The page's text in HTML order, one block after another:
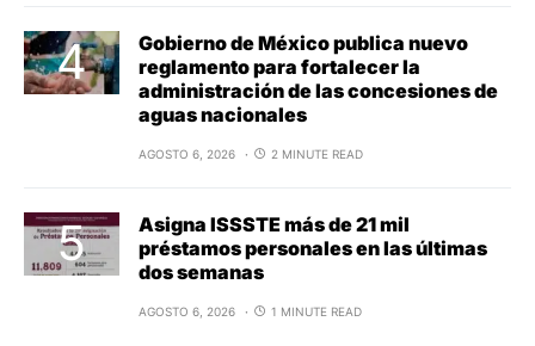
Gobierno de México publica nuevo
reglamento para fortalecer la
administración de las concesiones de
aguas nacionales
AGOSTO 6, 2026 2 MINUTE READ
Asigna ISSSTE más de 21 mil
préstamos personales en las últimas
dos semanas
AGOSTO 6, 2026 1 MINUTE READ